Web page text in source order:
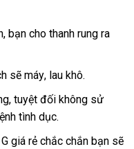
tại
, bạn cho thanh rung ra
sử
dụng
sẽ máylink
web
, lau khô.
facebook
, xuất
xứ
tuyệt đối không sử
tình dục.
giá rẻ chắc chắn bạn giá
sẽ